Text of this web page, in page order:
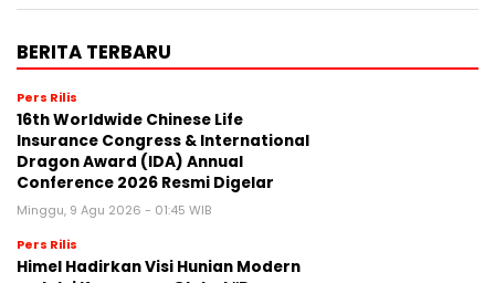
BERITA TERBARU
Pers Rilis
16th Worldwide Chinese Life
Insurance Congress & International
Dragon Award (IDA) Annual
Conference 2026 Resmi Digelar
Minggu, 9 Agu 2026 - 01:45 WIB
Pers Rilis
Himel Hadirkan Visi Hunian Modern